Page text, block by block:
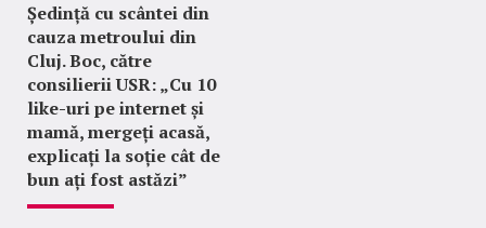
Ședință cu scântei din
cauza metroului din
Cluj. Boc, către
consilierii USR: „Cu 10
like-uri pe internet și
mamă, mergeți acasă,
explicați la soție cât de
bun ați fost astăzi”